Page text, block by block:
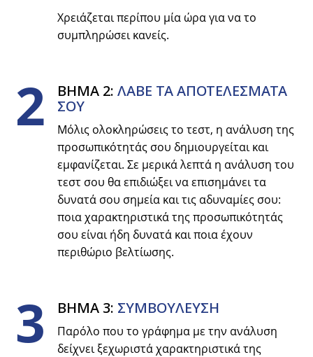
Χρειάζεται περίπου μία ώρα για να το
συμπληρώσει κανείς.
2 ΒΗΜΑ 2: ΛΑΒΕ ΤΑ ΑΠΟΤΕΛΕΣΜΑΤΑ
ΣΟΥ
Μόλις ολοκληρώσεις το τεστ, η ανάλυση της
προσωπικότητάς σου δημιουργείται και
εμφανίζεται. Σε μερικά λεπτά η ανάλυση του
τεστ σου θα επιδιώξει να επισημάνει τα
δυνατά σου σημεία και τις αδυναμίες σου:
ποια χαρακτηριστικά της προσωπικότητάς
σου είναι ήδη δυνατά και ποια έχουν
περιθώριο βελτίωσης.
3 ΒΗΜΑ 3: ΣΥΜΒΟYΛΕΥΣΗ
Παρόλο που το γράφημα με την ανάλυση
δείχνει ξεχωριστά χαρακτηριστικά της